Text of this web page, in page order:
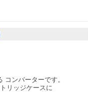
ンバーターです。
リッジケースに